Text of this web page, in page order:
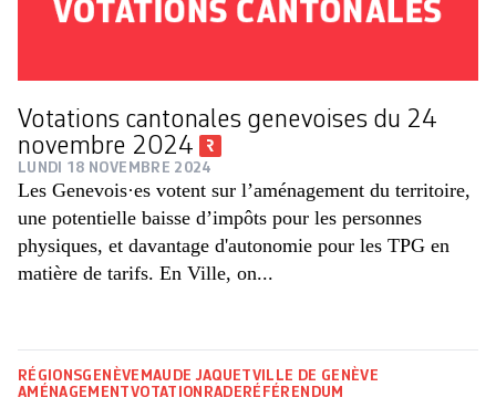
Votations cantonales genevoises du 24
novembre 2024
LUNDI 18 NOVEMBRE 2024
Les Genevois·es votent sur l’aménagement du territoire,
une potentielle baisse d’impôts pour les personnes
physiques, et davantage d'autonomie pour les TPG en
matière de tarifs. En Ville, on...
RÉGIONSGENÈVE MAUDE JAQUETVILLE DE GENÈVE
AMÉNAGEMENTVOTATION RADE RÉFÉRENDUM